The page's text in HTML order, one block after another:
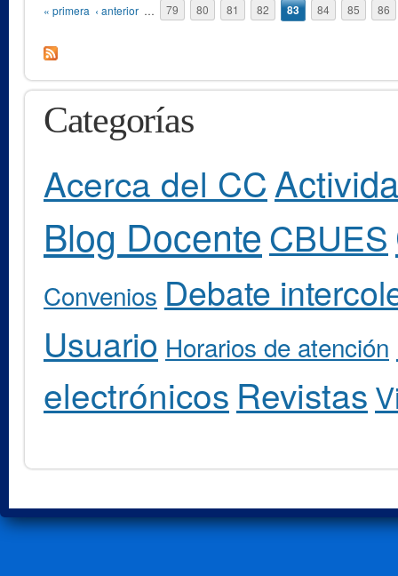
Páginas
« primera ‹ anterior … 79 80 81 82 83 84 85 86
Categorías
Acerca del CC
Blog Docente CBUES
Convenios Debate
Usuario Horarios de atención
electrónicos Revistas